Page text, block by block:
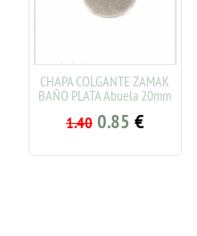
CHAPA COLGANTE ZAMAK
BAÑO PLATA Abuela 20mm
1.40 0.85€